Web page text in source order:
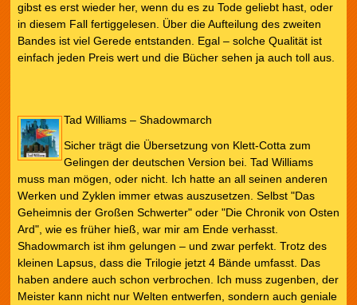
gibst es erst wieder her, wenn du es zu Tode geliebt hast, oder
in diesem Fall fertiggelesen. Über die Aufteilung des zweiten
Bandes ist viel Gerede entstanden. Egal – solche Qualität ist
einfach jeden Preis wert und die Bücher sehen ja auch toll aus.
Tad Williams – Shadowmarch
Sicher trägt die Übersetzung von Klett-Cotta zum
Gelingen der deutschen Version bei. Tad Williams
muss man mögen, oder nicht. Ich hatte an all seinen anderen
Werken und Zyklen immer etwas auszusetzen. Selbst "Das
Geheimnis der Großen Schwerter" oder "Die Chronik von Osten
Ard", wie es früher hieß, war mir am Ende verhasst.
Shadowmarch ist ihm gelungen – und zwar perfekt. Trotz des
kleinen Lapsus, dass die Trilogie jetzt 4 Bände umfasst. Das
haben andere auch schon verbrochen. Ich muss zugenben, der
Meister kann nicht nur Welten entwerfen, sondern auch geniale